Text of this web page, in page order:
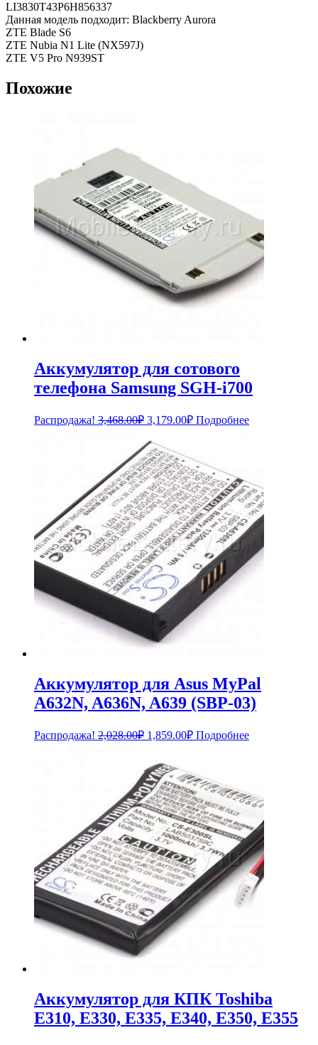
LI3830T43P6H856337
Данная модель подходит: Blackberry Aurora
ZTE Blade S6
ZTE Nubia N1 Lite (NX597J)
ZTE V5 Pro N939ST
Похожие
Аккумулятор для сотового
телефона Samsung SGH-i700
Распродажа! 3,468.00₽ Первоначальная
составляла
3,468.00₽.
3,179.00₽Текущая
цена:
Подробнее
Аккумулятор для Asus MyPal
A632N, A636N, A639 (SBP-03)
Распродажа! 2,028.00₽ Первоначальная
2,028.00₽.
1,859.00₽Текущая
цена:
Подробнее
Аккумулятор для КПК Toshiba
E310, E330, E335, E340, E350, E355